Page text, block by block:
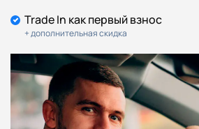
Trade In как первый взнос
+ дополнительная скидка